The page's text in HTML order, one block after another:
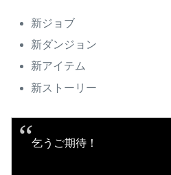
新ジョブ
新ダンジョン
新アイテム
新ストーリー
乞うご期待！